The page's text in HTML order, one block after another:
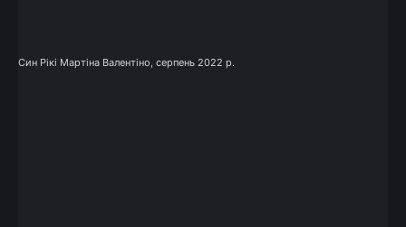
Син Рікі Мартіна Валентіно, серпень 2022 р.